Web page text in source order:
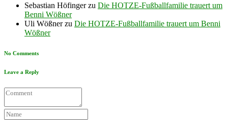
Sebastian Höfingerzu Die HOTZE-Fußballfamilie trauert um
Benni Wößner
Uli Wößnerzu Die HOTZE-Fußballfamilie trauert um Benni
Wößner
No Comments
Leave a Reply